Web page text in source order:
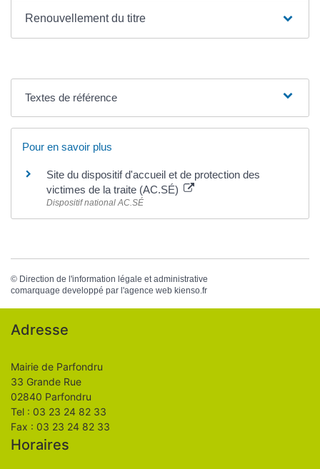
Renouvellement du titre
Textes de référence
Pour en savoir plus
Site du dispositif d'accueil et de protection des
victimes de la traite (AC.SÉ)
Dispositif national AC.SÉ
© Direction de l'information légale et administrative
comarquage developpé par l'agence web kienso.fr
Adresse
Mairie de Parfondru
33 Grande Rue
02840 Parfondru
Tel : 03 23 24 82 33
Fax : 03 23 24 82 33
Horaires